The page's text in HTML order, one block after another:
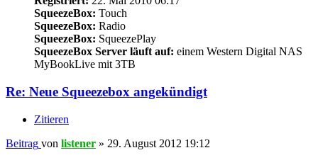
SqueezeBox: Touch
SqueezeBox: Radio
SqueezeBox: SqueezePlay
SqueezeBox Server läuft auf: einem Western Digital NAS
MyBookLive mit 3TB
Re: Neue Squeezebox angekündigt
Zitieren
Beitrag von listener » 29. August 2012 19:12